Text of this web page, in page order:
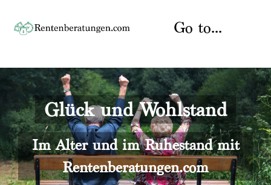
content
Go to...
Startseite
Rente
Rentenberater
Rentenversicherung
Über uns
Kontakt
Glück und Wohlstand
Im Alter und im Ruhestand mit
Rentenberatungen.com